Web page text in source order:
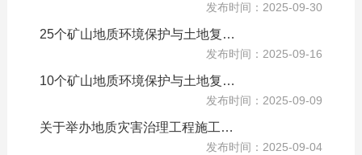
发布时间：2025-09-30
25个矿山地质环境保护与土地复垦方案通过审查的公告
发布时间：2025-09-16
10个矿山地质环境保护与土地复垦方案通过审查的公告
发布时间：2025-09-09
关于举办地质灾害治理工程施工、监理培训班的通知
发布时间：2025-09-04